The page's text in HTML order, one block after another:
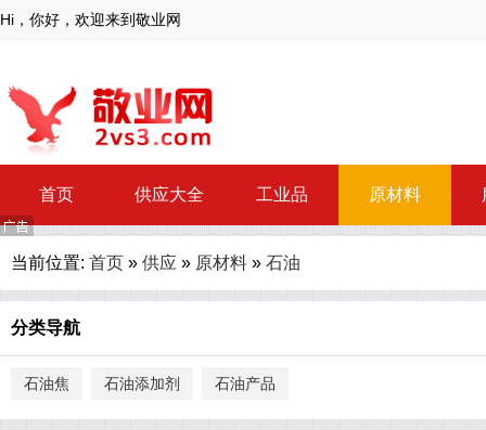
Hi，你好，欢迎来到敬业网
首页 供应大全 工业品 原材料
当前位置: 首页 » 供应 » 原材料 » 石油
分类导航
石油焦 石油添加剂 石油产品